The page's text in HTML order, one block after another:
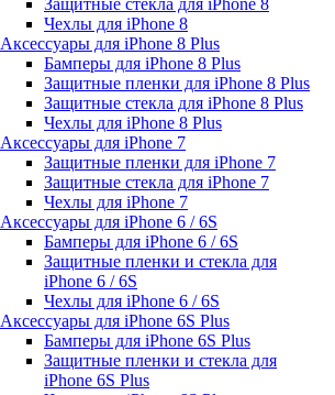
Чехлы для iPhone 8
Аксессуары для iPhone 8 Plus
Бамперы для iPhone 8 Plus
Защитные пленки для iPhone 8 Plus
Защитные стекла для iPhone 8 Plus
Чехлы для iPhone 8 Plus
Аксессуары для iPhone 7
Защитные пленки для iPhone 7
Защитные стекла для iPhone 7
Чехлы для iPhone 7
Аксессуары для iPhone 6 / 6S
Бамперы для iPhone 6 / 6S
Защитные пленки и стекла для
iPhone 6 / 6S
Чехлы для iPhone 6 / 6S
Аксессуары для iPhone 6S Plus
Бамперы для iPhone 6S Plus
Защитные пленки и стекла для
iPhone 6S Plus